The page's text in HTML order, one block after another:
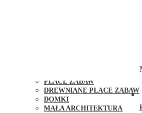
PLACE ZABAW
DREWNIANE PLACE ZABAW
DOMKI
MAŁA ARCHITEKTURA